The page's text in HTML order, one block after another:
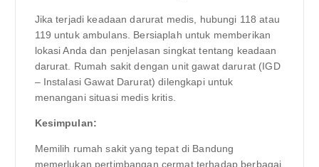
Jika terjadi keadaan darurat medis, hubungi 118 atau
119 untuk ambulans. Bersiaplah untuk memberikan
lokasi Anda dan penjelasan singkat tentang keadaan
darurat. Rumah sakit dengan unit gawat darurat (IGD
– Instalasi Gawat Darurat) dilengkapi untuk
menangani situasi medis kritis.
Kesimpulan:
Memilih rumah sakit yang tepat di Bandung
memerlukan pertimbangan cermat terhadap berbagai